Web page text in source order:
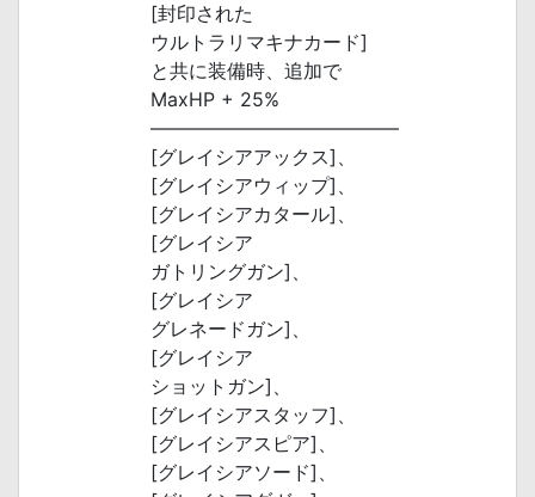
[封印された
ウルトラリマキナカード]
と共に装備時、追加で
MaxHP + 25%
―――――――――――――
[グレイシアアックス]、
[グレイシアウィップ]、
[グレイシアカタール]、
[グレイシア
ガトリングガン]、
[グレイシア
グレネードガン]、
[グレイシア
ショットガン]、
[グレイシアスタッフ]、
[グレイシアスピア]、
[グレイシアソード]、